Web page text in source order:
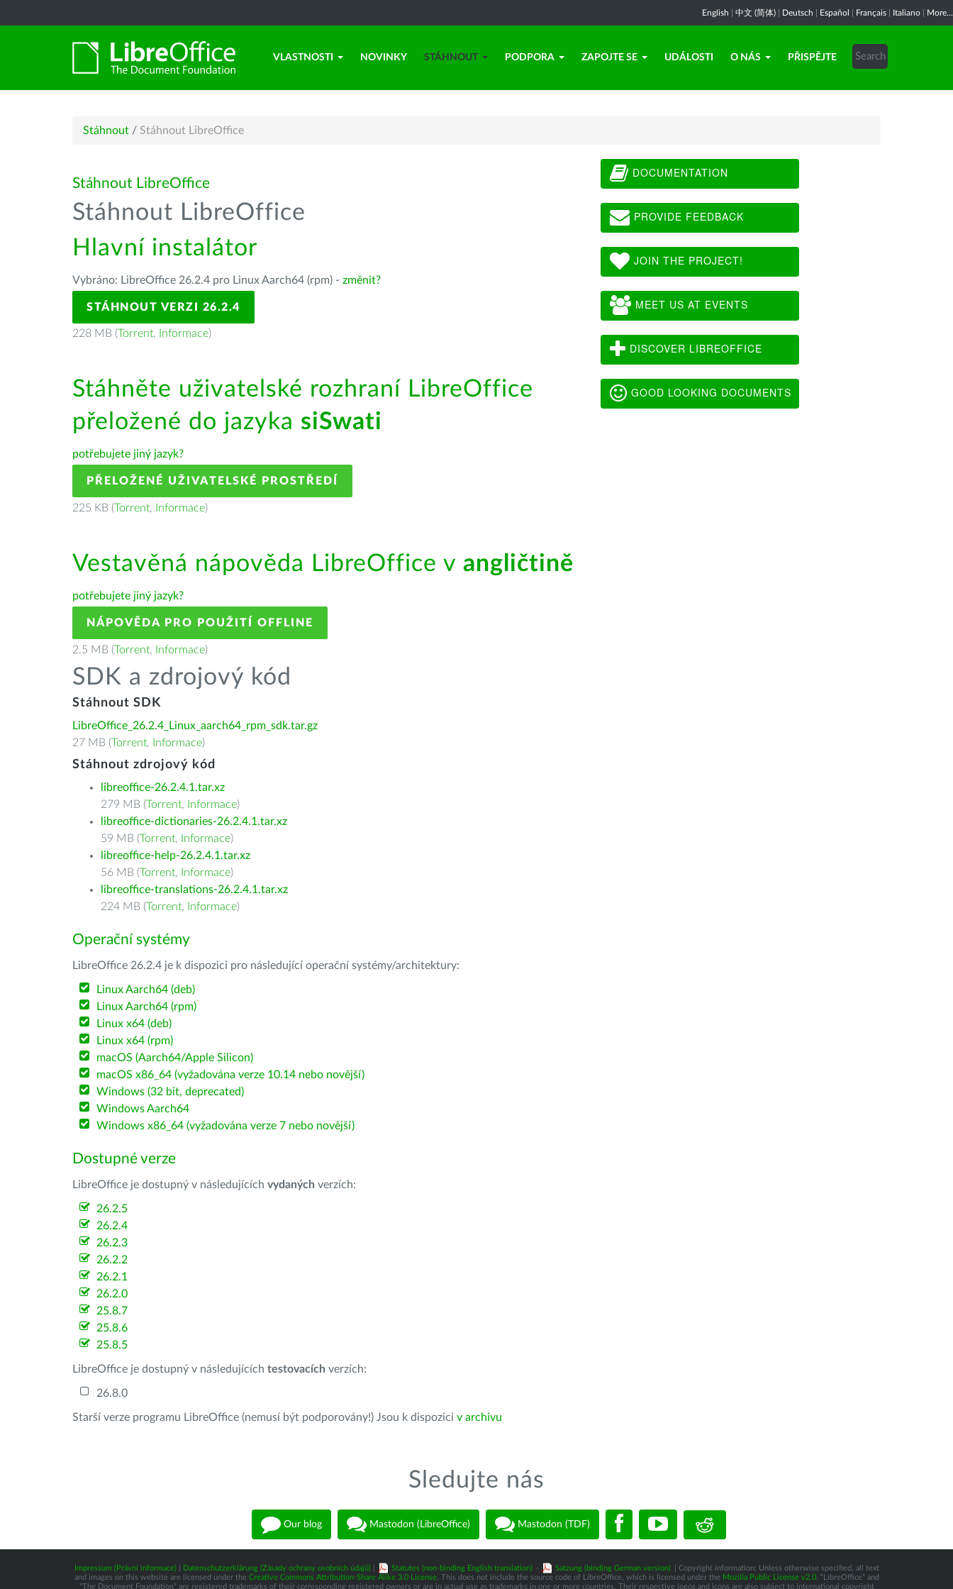
English 中文 (简体) Deutsch Español Français Italiano More...
VLASTNOSTI NOVINKY STÁHNOUT PODPORA ZAPOJTE SE UDÁLOSTI O NÁS PŘISPĚJTE
Stáhnout / Stáhnout LibreOffice
Stáhnout LibreOffice
Stáhnout LibreOffice
Hlavní instalátor
Vybráno: LibreOffice 26.2.4 pro Linux Aarch64 (rpm) - změnit?
STÁHNOUT VERZI 26.2.4
228 MB (Torrent, Informace)
Stáhněte uživatelské rozhraní LibreOffice
přeložené do jazyka siSwati
potřebujete jiný jazyk?
PŘELOŽENÉ UŽIVATELSKÉ PROSTŘEDÍ
225 KB (Torrent, Informace)
Vestavěná nápověda LibreOffice v angličtině
potřebujete jiný jazyk?
NÁPOVĚDA PRO POUŽITÍ OFFLINE
2.5 MB (Torrent, Informace)
SDK a zdrojový kód
Stáhnout SDK
LibreOffice_26.2.4_Linux_aarch64_rpm_sdk.tar.gz
27 MB (Torrent, Informace)
Stáhnout zdrojový kód
libreoffice-26.2.4.1.tar.xz
279 MB (Torrent, Informace)
libreoffice-dictionaries-26.2.4.1.tar.xz
59 MB (Torrent, Informace)
libreoffice-help-26.2.4.1.tar.xz
56 MB (Torrent, Informace)
libreoffice-translations-26.2.4.1.tar.xz
224 MB (Torrent, Informace)
Operační systémy
LibreOffice 26.2.4 je k dispozici pro následující operační systémy/architektury:
Linux Aarch64 (deb)
Linux Aarch64 (rpm)
Linux x64 (deb)
Linux x64 (rpm)
macOS (Aarch64/Apple Silicon)
macOS x86_64 (vyžadována verze 10.14 nebo novější)
Windows (32 bit, deprecated)
Windows Aarch64
Windows x86_64 (vyžadována verze 7 nebo novější)
Dostupné verze
LibreOffice je dostupný v následujících vydaných verzích:
26.2.5
26.2.4
26.2.3
26.2.2
26.2.1
26.2.0
25.8.7
25.8.6
25.8.5
LibreOffice je dostupný v následujících testovacích verzích:
26.8.0
Starší verze programu LibreOffice (nemusí být podporovány!) Jsou k dispozici v archivu
DOCUMENTATION
PROVIDE FEEDBACK
JOIN THE PROJECT!
MEET US AT EVENTS
DISCOVER LIBREOFFICE
GOOD LOOKING DOCUMENTS
Sledujte nás
Our blog Mastodon (LibreOffice) Mastodon (TDF)
Impressum (Právní informace)| Datenschutzerklärung (Zásady ochrany osobních údajů)| Statutes (non-binding English translation) - Satzung (binding German version)
| Copyright information: Unless otherwise specified, all text
and images on this website are licensed under the Creative Commons Attribution-Share Alike 3.0 License. This does not include the source code of LibreOffice, which is licensed under the Mozilla Public License v2.0. “LibreOffice” and
“The Document Foundation” are registered trademarks of their corresponding registered owners or are in actual use as trademarks in one or more countries. Their respective logos and icons are also subject to international copyright